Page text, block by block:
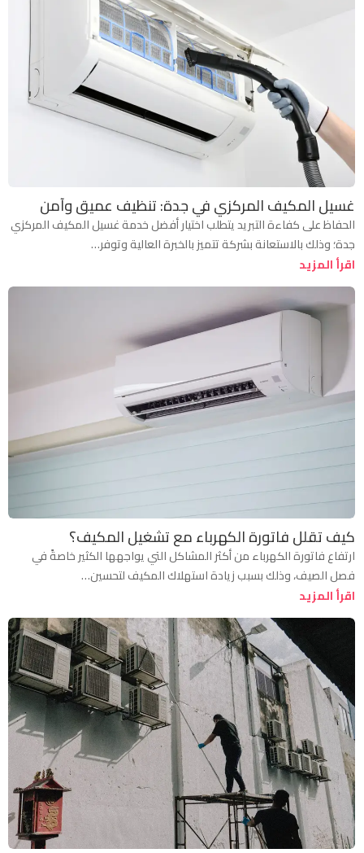
غسيل المكيف المركزي في جدة: تنظيف عميق وآمن
الحفاظ على كفاءة التبريد يتطلب اختيار أفضل خدمة غسيل المكيف المركزي
جدة؛ وذلك بالاستعانة بشركة تتميز بالخبرة العالية وتوفر…
اقرأ المزيد
كيف تقلل فاتورة الكهرباء مع تشغيل المكيف؟
ارتفاع فاتورة الكهرباء من أكثر المشاكل التي يواجهها الكثير خاصةً في
فصل الصيف، وذلك بسبب زيادة استهلاك المكيف لتحسين…
اقرأ المزيد